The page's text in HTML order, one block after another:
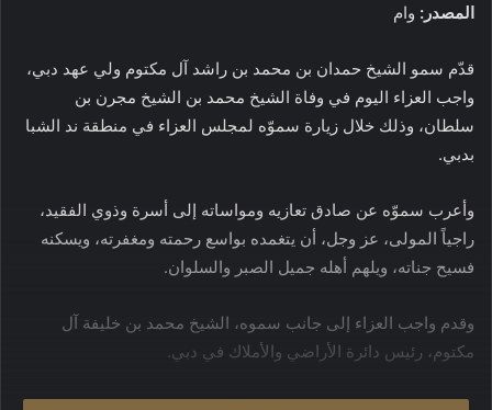
المصدر: وام
قدّم سمو الشيخ حمدان بن محمد بن راشد آل مكتوم ولي عهد دبي،
واجب العزاء اليوم في وفاة الشيخ محمد بن الشيخ مجرن بن
سلطان، وذلك خلال زيارة سموّه لمجلس العزاء في منطقة ند الشبا
بدبي.
وأعرب سموّه عن صادق تعازيه ومواساته إلى أسرة وذوي الفقيد،
راجياً المولى، عز وجل، أن يتغمده بواسع رحمته ومغفرته، ويسكنه
فسيح جناته، ويلهم أهله جميل الصبر والسلوان.
وقدم واجب العزاء إلى جانب سموه، الشيخ محمد بن خليفة آل
مكتوم، رئيس دائرة الأراضي والأملاك في دبي.